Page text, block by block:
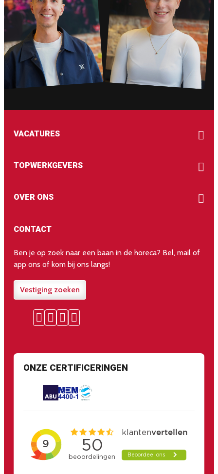
VACATURES
TOPWERKGEVERS
OVER ONS
CONTACT
Ben je op zoek naar een baan in de horeca? Bel, mail of
app ons of kom bij ons langs!
Vestiging zoeken
ONZE CERTIFICERINGEN